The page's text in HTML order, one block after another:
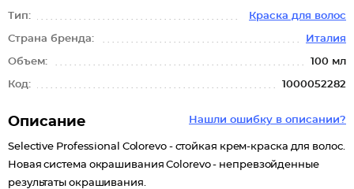
Тип: Краска для волос
Страна бренда: Италия
Объем: 100 мл
Код: 1000052282
Нашли ошибку в описании?
Описание
Selective Professional Colorevo - стойкая крем-краска для волос.
Новая система окрашивания Colorevo - непревзойденные
результаты окрашивания.